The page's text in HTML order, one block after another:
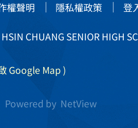
權聲明 隱私權政策 登
CHUANG SENIOR HIGH
Google Map )
Powered by NetView